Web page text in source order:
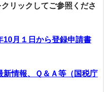
リックしてご参照くださ
10月１日から登録申請書
情報、Ｑ＆Ａ等（国税庁